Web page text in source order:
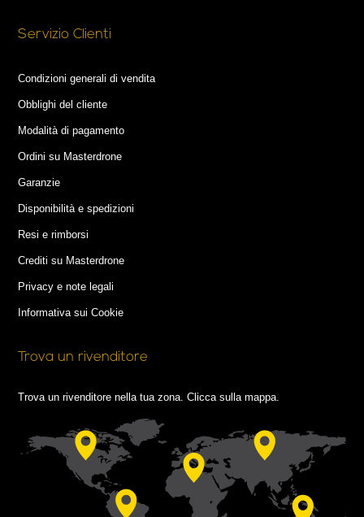
Servizio Clienti
Condizioni generali di vendita
Obblighi del cliente
Modalità di pagamento
Ordini su Masterdrone
Garanzie
Disponibilità e spedizioni
Resi e rimborsi
Crediti su Masterdrone
Privacy e note legali
Informativa sui Cookie
Trova un rivenditore
Trova un rivenditore nella tua zona. Clicca sulla mappa.